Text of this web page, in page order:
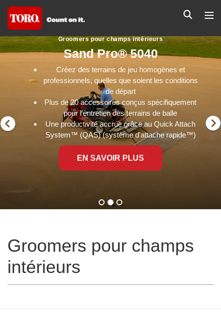
Groomers pour champs intérieurs
Sand Pro® 5040
Créez des terrains de jeu homogènes et
professionnels, quelles que soient les conditions
de départ
Plus de 20 accessoires conçus spécifiquement
pour l’entretien des terrains de balle
Une productivité accrue grâce au Quick Attach
System™ (QAS) (système d'attache rapide™)
EN SAVOIR PLUS
Groomers pour champs
intérieurs